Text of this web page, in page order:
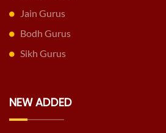
Jain Gurus
Bodh Gurus
Sikh Gurus
NEW ADDED